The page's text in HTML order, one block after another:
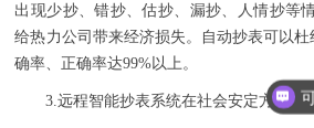
出现少抄、错抄、估抄、漏抄、人情抄等
给热力公司带来经济损失。自动抄表可以
确率、正确率达99%以上。
3.远程智能抄表系统在社会安定方面的